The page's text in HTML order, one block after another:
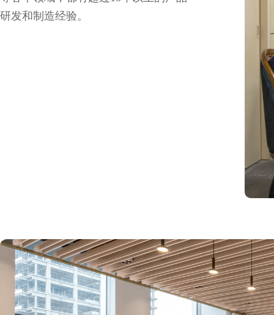
研发和制造经验。